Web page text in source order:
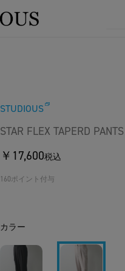
STUDIOUS
STAR FLEX TAPERD PANTS
￥17,600税込
160ポイント付与
カラー